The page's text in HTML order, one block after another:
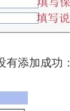
添加成功：